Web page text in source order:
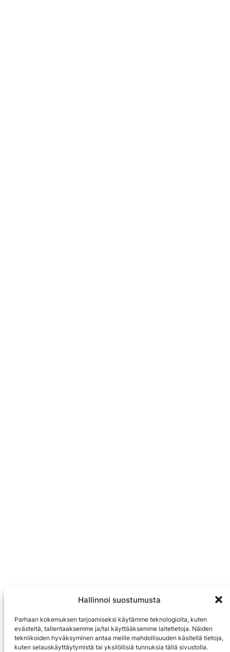
Hallinnoi suostumusta
Parhaan kokemuksen tarjoamiseksi käytämme teknologioita, kuten
evästeitä, tallentaaksemme ja/tai käyttääksemme laitetietoja. Näiden
tekniikoiden hyväksyminen antaa meille mahdollisuuden käsitellä tietoja,
kuten selauskäyttäytymistä tai yksilöllisiä tunnuksia tällä sivustolla.